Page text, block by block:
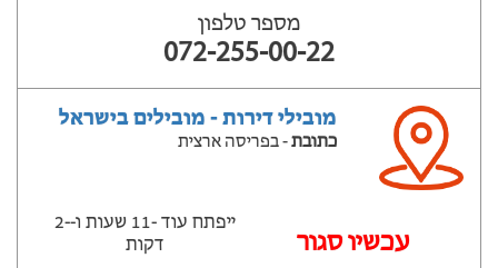
מספר טלפון
072-255-00-22
מובילי דירות - מובילים בישראל
כתובת- בפריסה ארצית
‫עכשיו סגור
ייפתח עוד -11 שעות ‫ו--2
דקות